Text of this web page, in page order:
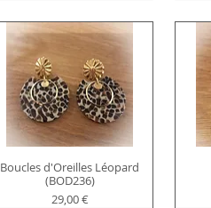
Boucles d'Oreilles Léopard
(BOD236)
Prix
29,00 €